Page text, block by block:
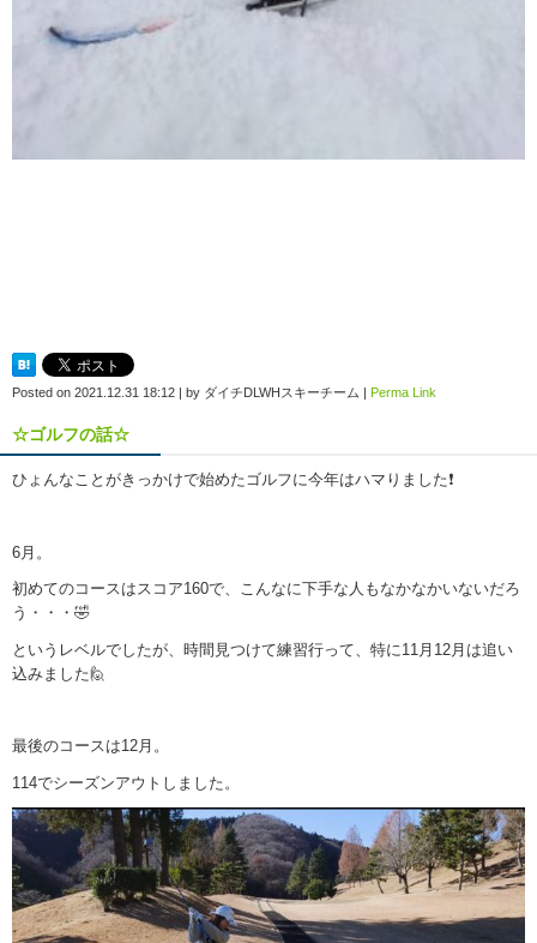
Posted on 2021.12.31 18:12 | by ダイチDLWHスキーチーム | Perma Link
☆ゴルフの話☆
ひょんなことがきっかけで始めたゴルフに今年はハマりました❗
6月。
初めてのコースはスコア160で、こんなに下手な人もなかなかいないだろ
う・・・🤣
というレベルでしたが、時間見つけて練習行って、特に11月12月は追い
込みました🙋
最後のコースは12月。
114でシーズンアウトしました。